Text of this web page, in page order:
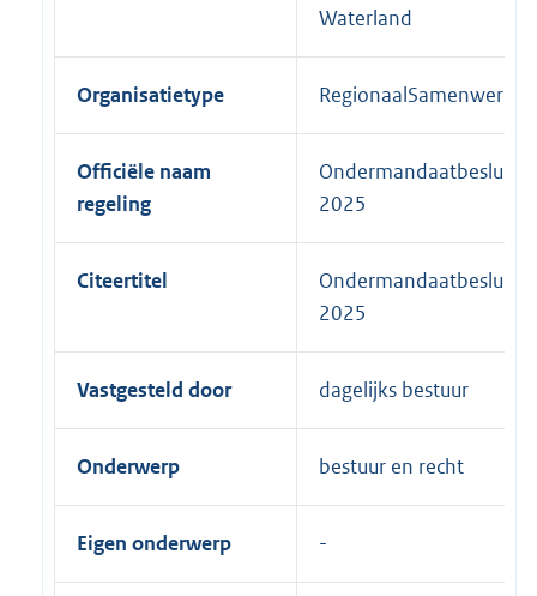
Waterland
Organisatietype
Officiële naam
regeling
Ondermandaatbesluit
2025
Citeertitel
Ondermandaatbesluit
2025
Vastgesteld door dagelijks bestuur
Onderwerp bestuur en recht
Eigen onderwerp